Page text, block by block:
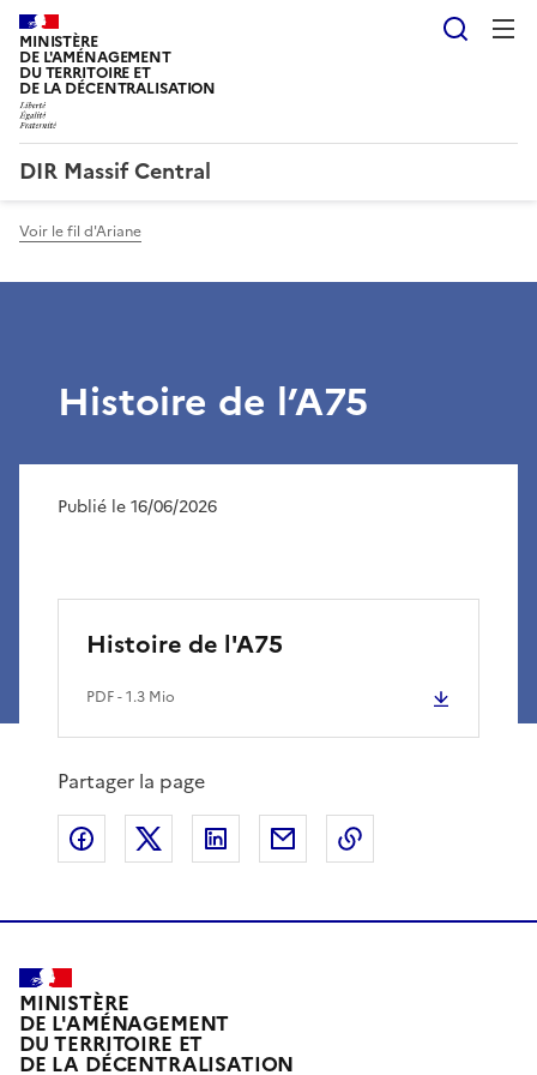
MINISTÈRE
DE L'AMÉNAGEMENT
DU TERRITOIRE ET
DE LA DÉCENTRALISATION
DIR Massif Central
Voir le fil d'Ariane
Histoire de l’A75
Publié le 16/06/2026
Histoire de l'A75
PDF- 1.3 Mio
Partager la page
Partager sur Facebook
Partager sur XPartager sur LinkedIn
Partager par email
MINISTÈRE
DE L'AMÉNAGEMENT
DU TERRITOIRE ET
DE LA DÉCENTRALISATION